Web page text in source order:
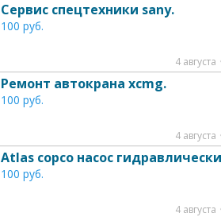
Сервис спецтехники sany.
100 руб.
4 августа
Ремонт автокрана xcmg.
100 руб.
4 августа
Atlas copco насос
100 руб.
4 августа